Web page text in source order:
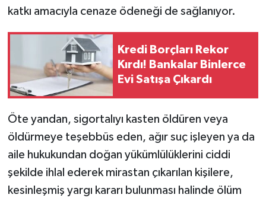
katkı amacıyla cenaze ödeneği de sağlanıyor.
Kredi Borçları Rekor
Kırdı! Bankalar Binlerce
Evi Satışa Çıkardı
Öte yandan, sigortalıyı kasten öldüren veya
öldürmeye teşebbüs eden, ağır suç işleyen ya da
aile hukukundan doğan yükümlülüklerini ciddi
şekilde ihlal ederek mirastan çıkarılan kişilere,
kesinleşmiş yargı kararı bulunması halinde ölüm